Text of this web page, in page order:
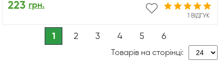
1 ВІДГУК
223 грн.
1 2 3 4 5 6
Товарів на сторінці: